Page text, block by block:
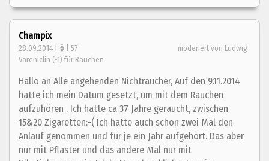
Champix
28.09.2014 | | 57
moderiert von Ludwig
Vareniclin (-1) für Rauchen
Hallo an Alle angehenden Nichtraucher, Auf den 9.11.2014
hatte ich mein Datum gesetzt, um mit dem Rauchen
aufzuhören . Ich hatte ca 37 Jahre geraucht, zwischen
15&20 Zigaretten:-( Ich hatte auch schon zwei Mal den
Anlauf genommen und für je ein Jahr aufgehört. Das aber
nur mit Pflaster und das andere Mal nur mit